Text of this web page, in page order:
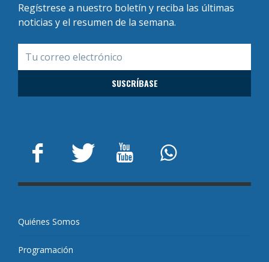
Regístrese a nuestro boletín y reciba las últimas
noticias y el resumen de la semana.
Quiénes Somos
Programación